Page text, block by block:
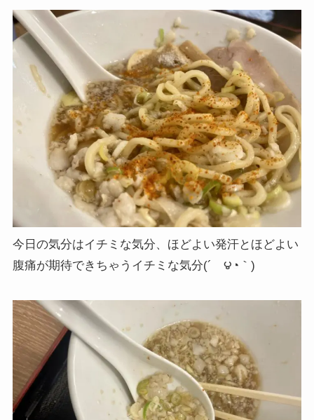
今日の気分はイチミな気分、ほどよい発汗とほどよい
腹痛が期待できちゃうイチミな気分(´ゝ౪◔｀)